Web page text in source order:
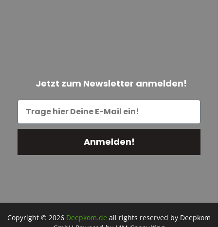
Jetzt zum Newsletter anmelden!
Anmelden!
Copyright © 2026 Deepkom.de all rights reserved by Deepkom